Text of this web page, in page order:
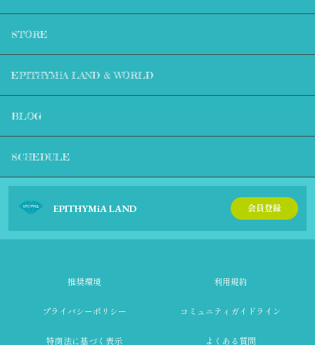
STORE
EPITHYMiA LAND & WORLD
BLOG
SCHEDULE
EPITHYMiA LAND 会員登録
推奨環境 利用規約
プライバシーポリシー コミュニティガイドライン
特商法に基づく表示 よくある質問